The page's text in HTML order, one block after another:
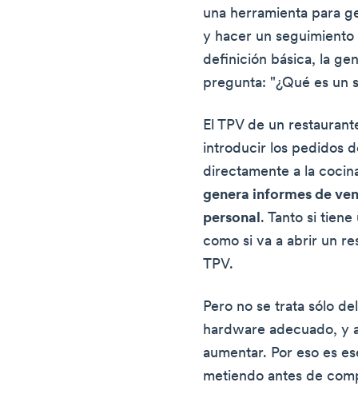
una herramienta para
y hacer un seguimiento
definición básica, la
pregunta: "¿Qué es un
El TPV de un
introducir los pedidos
directamente a la
genera informes de
personal. Tanto si
como si va a abrir un
TPV.
Pero no se trata sólo
hardware adecuado, y
aumentar. Por eso es
metiendo antes de